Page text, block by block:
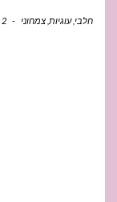
חלבי ,עוגיות צמחוני - 2 תגובות